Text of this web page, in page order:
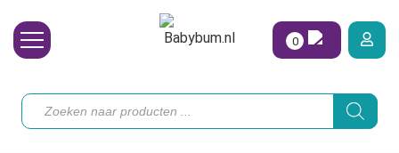
Toebehoren
0
Producten
zoeken